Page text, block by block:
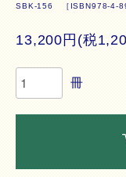
SBK-156 ［ISBN978-4-
13,200円(税
冊